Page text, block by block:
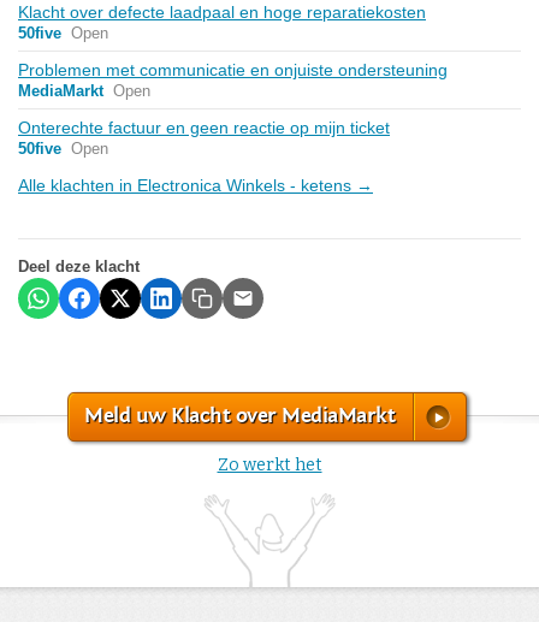
Klacht over defecte laadpaal en hoge reparatiekosten
50five Open
Problemen met communicatie en onjuiste ondersteuning
MediaMarkt Open
Onterechte factuur en geen reactie op mijn ticket
50five Open
Alle klachten in Electronica Winkels - ketens →
Deel deze klacht
Meld uw Klacht over MediaMarkt
Zo werkt het